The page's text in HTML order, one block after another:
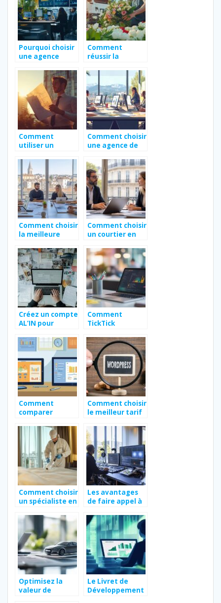
équipements
essentiels
Pourquoi choisir
une agence
projets web ?
Comment
réussir la
fleurs pour
toutes occasions
?
Comment
utiliser un
trouver le bon
constructeur de
maison
Comment choisir
une agence de
internet à
Tarbes pour
maximiser votre
retour sur
investissement
Comment choisir
la meilleure
création de
votre site
internet à
Bordeaux
Comment choisir
un courtier en
Bordeaux pour
une couverture
personnalisée
Créez un compte
AL’IN pour
démarches
logement
Comment
TickTick
productivité au
quotidien
Comment
comparer
offres de
services en ligne
?
Comment choisir
le meilleur tarif
pour un site
WordPress
Comment choisir
un spécialiste en
punaises de lit à
Marseille ?
Les avantages
de faire appel à
audiovisuel
Optimisez la
valeur de
Le Livret de
Développement